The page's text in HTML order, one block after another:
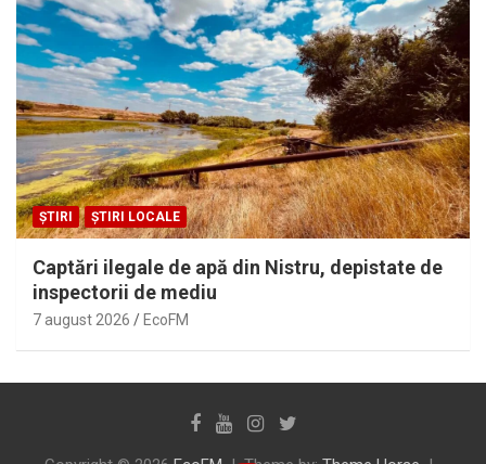
ȘTIRI ȘTIRI LOCALE
Captări ilegale de apă din Nistru, depistate de
inspectorii de mediu
7 august 2026 EcoFM